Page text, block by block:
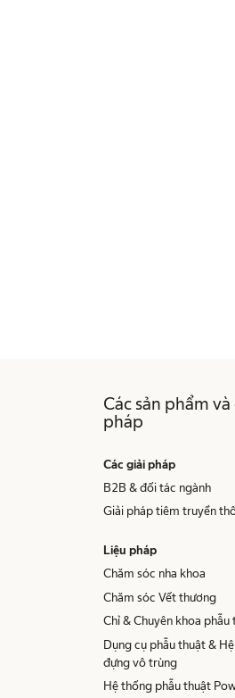
Các sản phẩm và
pháp
Các giải pháp
B2B & đối tác ngành
Giải pháp tiêm truyền
Liệu pháp
Chăm sóc nha khoa
Chăm sóc Vết thương
Chỉ & Chuyên khoa phẫu
Dụng cụ phẫu thuật &
đựng vô trùng
Hệ thống phẫu thuật